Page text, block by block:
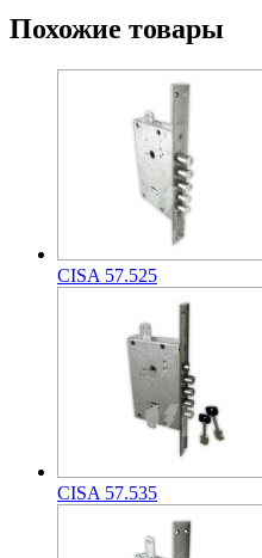
Похожие товары
CISA 57.525
CISA 57.535